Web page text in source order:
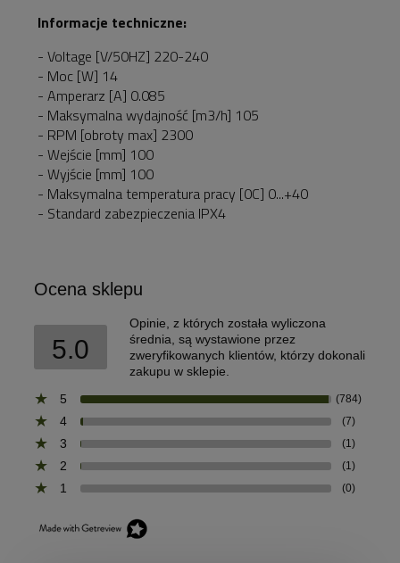
Informacje techniczne:
- Voltage [V/50HZ] 220-240
- Moc [W] 14
- Amperarz [A] 0.085
- Maksymalna wydajność [m3/h] 105
- RPM [obroty max] 2300
- Wejście [mm] 100
- Wyjście [mm] 100
- Maksymalna temperatura pracy [0C] 0...+40
- Standard zabezpieczenia IPX4
Ocena sklepu
5.0
Opinie, z których została wyliczona
średnia, są wystawione przez
zweryfikowanych klientów, którzy dokonali
zakupu w sklepie.
5
(784)
4 (7)
3 (1)
2 (1)
1 (0)